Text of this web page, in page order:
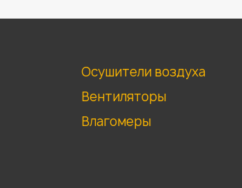
Осушители воздуха
Вентиляторы
Влагомеры